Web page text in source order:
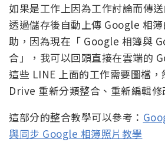
如果是工作上因為工作討論而傳
透過儲存後自動上傳 Google 相
助，因為現在「 Google 相簿與
合」，我可以回頭直接在雲端的
這些 LINE 上面的工作需要圖檔
Drive 重新分類整合、重新編輯修
這部分的整合教學可以參考：
與同步 Google 相簿照片教學